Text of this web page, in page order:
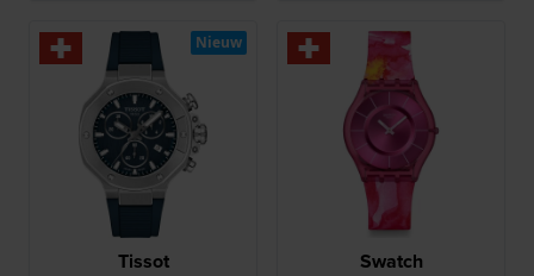
Tissot
Nieuw
Swatch